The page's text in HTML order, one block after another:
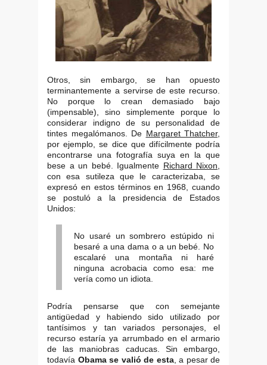
Otros, sin embargo, se han opuesto
terminantemente a servirse de este recurso.
No porque lo crean demasiado bajo
(impensable), sino simplemente porque lo
considerar indigno de su personalidad de
tintes megalómanos. De Margaret Thatcher,
por ejemplo, se dice que difícilmente podría
encontrarse una fotografía suya en la que
bese a un bebé. Igualmente Richard Nixon
con esa sutileza que le caracterizaba, se
expresó en estos términos en 1968, cuando
se postuló a la presidencia de Estados
Unidos:
No usaré un sombrero estúpido ni
besaré a una dama o a un bebé. No
escalaré una montaña ni haré
ninguna acrobacia como esa: me
vería como un idiota.
Podría pensarse que con semejante
antigüedad y habiendo sido utilizado por
tantísimos y tan variados personajes, el
recurso estaría ya arrumbado en el armario
de las maniobras caducas. Sin embargo,
todavía Obama se valió de esta, a pesar de